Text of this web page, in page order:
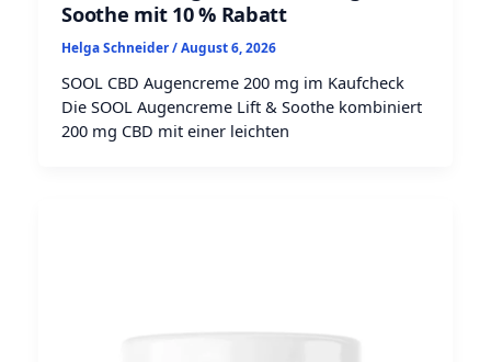
Soothe mit 10 % Rabatt
Helga Schneider/August 6, 2026
SOOL CBD Augencreme 200 mg im Kaufcheck
Die SOOL Augencreme Lift & Soothe kombiniert
200 mg CBD mit einer leichten